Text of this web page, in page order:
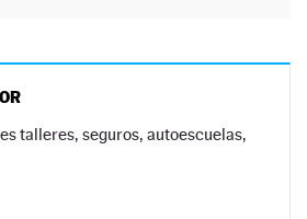
talleres, seguros, autoescuelas,